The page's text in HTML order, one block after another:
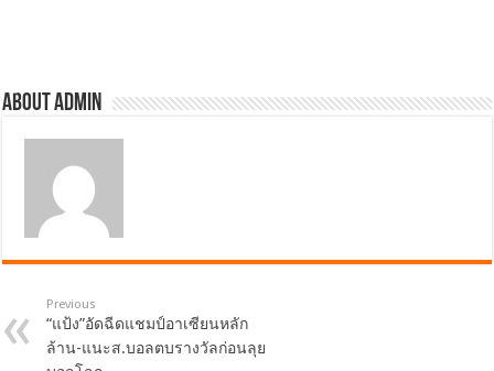
About admin
Previous
“แป้ง”อัดฉีดแชมป์อาเซียนหลัก
ล้าน-แนะส.บอลตบรางวัลก่อนลุย